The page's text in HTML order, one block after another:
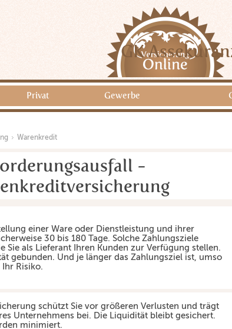
GK
Privat Gewerbe
Warenkredit
-
einer Ware oder Dienstleistung und ihrer
30 bis 180 Tage. Solche Zahlungsziele
Sie als Lieferant Ihren Kunden zur Verfügung stellen.
gebunden. Und je länger das Zahlungsziel ist, umso
Risiko.
schützt Sie vor größeren Verlusten und trägt
Unternehmens bei. Die Liquidität bleibt gesichert.
minimiert.